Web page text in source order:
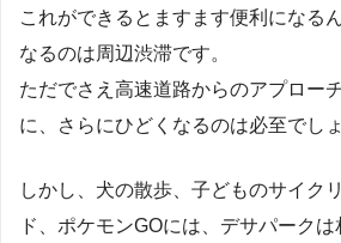
これができるとますます便利にな
なるのは周辺渋滞です。
ただでさえ高速道路からのアプロー
に、さらにひどくなるのは必至でし
しかし、犬の散歩、子どものサイク
ド、ポケモンGOには、デサパーク